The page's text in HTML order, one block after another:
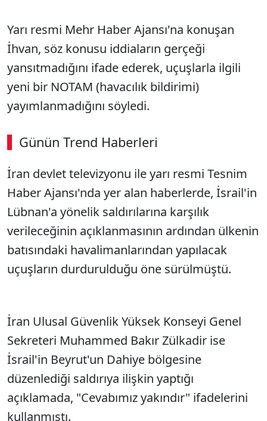
Yarı resmi Mehr Haber Ajansı'na konuşan
İhvan, söz konusu iddiaların gerçeği
yansıtmadığını ifade ederek, uçuşlarla ilgili
yeni bir NOTAM (havacılık bildirimi)
yayımlanmadığını söyledi.
Günün Trend Haberleri
00:02 / 02:14
Sesi Aç
İran devlet televizyonu ile yarı resmi Tesnim
Haber Ajansı'nda yer alan haberlerde, İsrail'in
Lübnan'a yönelik saldırılarına karşılık
verileceğinin açıklanmasının ardından ülkenin
batısındaki havalimanlarından yapılacak
uçuşların durdurulduğu öne sürülmüştü.
İran Ulusal Güvenlik Yüksek Konseyi Genel
Sekreteri Muhammed Bakır Zülkadir ise
İsrail'in Beyrut'un Dahiye bölgesine
düzenlediği saldırıya ilişkin yaptığı
açıklamada, "Cevabımız yakındır" ifadelerini
kullanmıştı.